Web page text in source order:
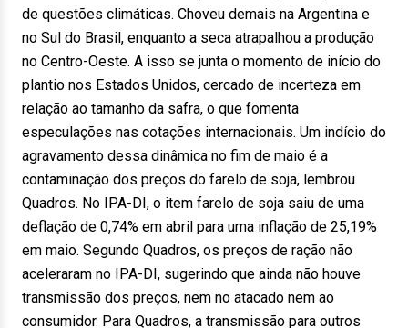
de questões climáticas. Choveu demais na Argentina e
no Sul do Brasil, enquanto a seca atrapalhou a produção
no Centro-Oeste. A isso se junta o momento de início do
plantio nos Estados Unidos, cercado de incerteza em
relação ao tamanho da safra, o que fomenta
especulações nas cotações internacionais. Um indício do
agravamento dessa dinâmica no fim de maio é a
contaminação dos preços do farelo de soja, lembrou
Quadros. No IPA-DI, o item farelo de soja saiu de uma
deflação de 0,74% em abril para uma inflação de 25,19%
em maio. Segundo Quadros, os preços de ração não
aceleraram no IPA-DI, sugerindo que ainda não houve
transmissão dos preços, nem no atacado nem ao
consumidor. Para Quadros, a transmissão para outros